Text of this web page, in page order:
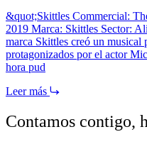
&quot;Skittles Commercial:
2019 Marca: Skittles Sector:
marca Skittles creó un musical
protagonizados por el actor
hora pud
Leer más
Contamos contigo,